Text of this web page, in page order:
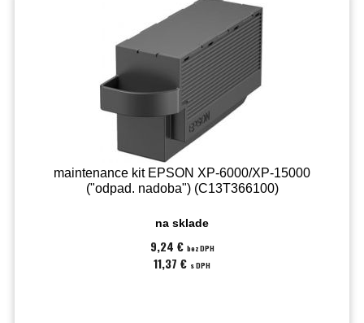
maintenance kit EPSON XP-6000/XP-15000
("odpad. nadoba") (C13T366100)
na sklade
9,24 € bez DPH
11,37 € s DPH